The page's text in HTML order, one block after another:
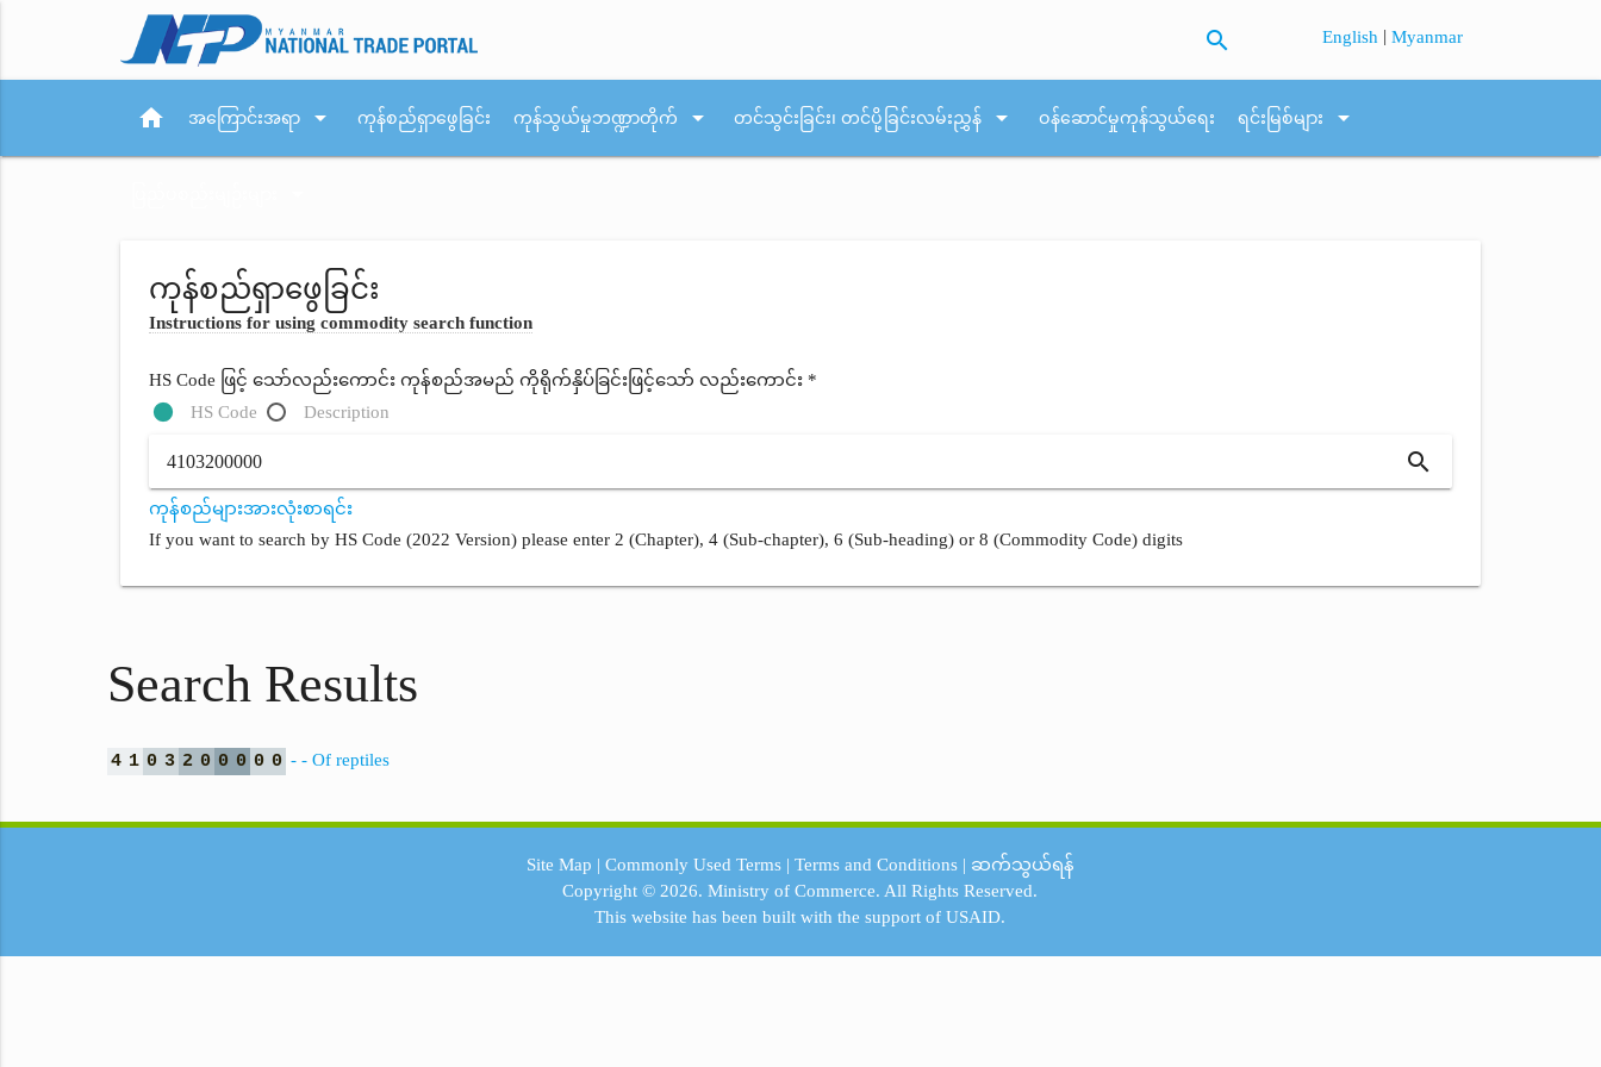
search English |Myanmar
home အကြောင်းအရာ arrow_drop_down ကုန်စည်ရှာဖွေခြင်း ကုန်သွယ်မှုဘဏ္ဍာတိုက် arrow_drop_down တင်သွင်းခြင်း၊ တင်ပို့ခြင်းလမ်းညွှန် arrow_drop_down ဝန်ဆောင်မှုကုန်သွယ်ရေး ရင်းမြစ်များ arrow_drop_down
ကုန်စည်ရှာဖွေခြင်း
Instructions for using commodity search function
HS Code ဖြင့် သော်လည်းကောင်း ကုန်စည်အမည် ကိုရိုက်နှိပ်ခြင်းဖြင့်သော် လည်းကောင်း *
HS Code
Description
search
ကုန်စည်များအားလုံးစာရင်း
If you want to search by HS Code (2022 Version) please enter 2 (Chapter), 4 (Sub-chapter), 6 (Sub-heading) or 8 (Commodity Code) digits
Search Results
4 1 0 3 2 0 0 0 0 0 - - Of reptiles
Site Map | Commonly Used Terms| Terms and Conditions| ဆက်သွယ်ရန်
Copyright © 2026.Ministry of Commerce. All Rights Reserved.
This website has been built with the support ofUSAID.